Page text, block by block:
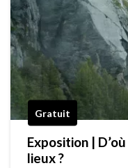
Gratuit
Exposition |
lieux ?